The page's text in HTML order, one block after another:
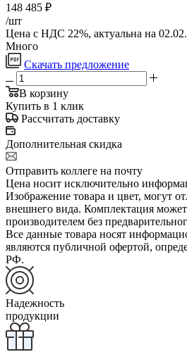
148 485 ₽
/шт
Цена с НДС 22%, актуальна на
Много
Скачать предложение
В корзину
Купить в 1 клик
Рассчитать доставку
Дополнительная скидка
Отправить коллеге на почту
Цена носит исключительно
Изображение товара и цвет, могут
внешнего вида. Комплектация
производителем без
Все данные товара носят
являются публичной офертой,
РФ.
Надежность
продукции